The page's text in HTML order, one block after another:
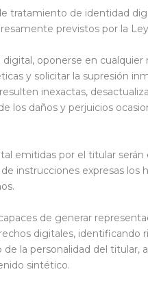
tratamiento de identidad
previstos por la
oponerse en
y solicitar la supresión
inexactas,
los daños y perjuicios
emitidas por el titular serán
instrucciones expresas los
de generar
digitales, identificando
la personalidad del titular,
sintético.